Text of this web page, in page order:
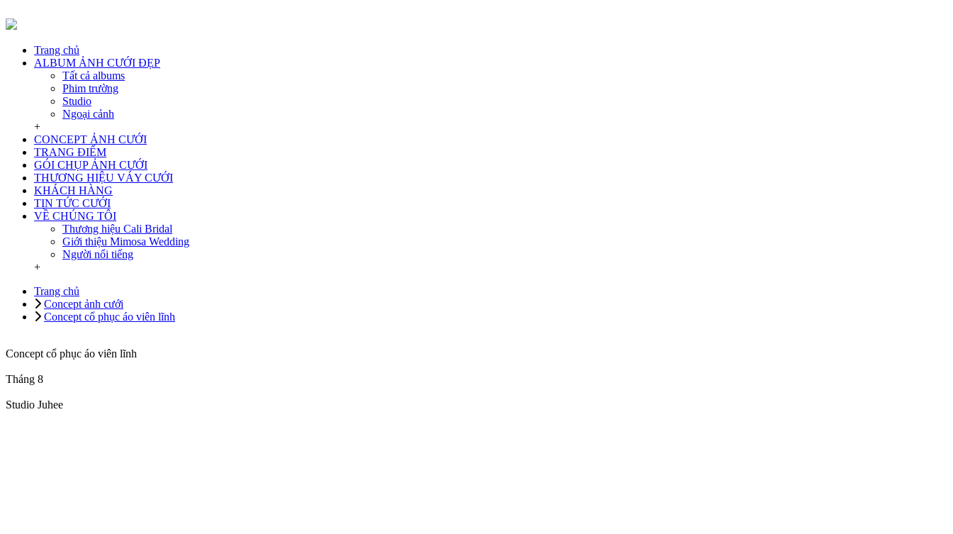
Trang chủ
ALBUM ẢNH CƯỚI ĐẸP
Tất cả albums
Phim trường
Studio
Ngoại cảnh
+
CONCEPT ẢNH CƯỚI
TRANG ĐIỂM
GÓI CHỤP ẢNH CƯỚI
THƯƠNG HIỆU VÁY CƯỚI
KHÁCH HÀNG
TIN TỨC CƯỚI
VỀ CHÚNG TÔI
Thương hiệu Cali Bridal
Giới thiệu Mimosa Wedding
Người nổi tiếng
+
Trang chủ
Concept ảnh cưới
Concept cổ phục áo viên lĩnh
Concept cổ phục áo viên lĩnh
Tháng 8
Studio Juhee